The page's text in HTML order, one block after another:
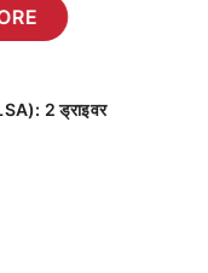
2 ड्राइवर